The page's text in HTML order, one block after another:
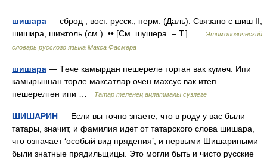
шишара — сброд , вост. русск., перм. (Даль). Связано с шиш II,
шишира, шижголь (см.). •• [См. шушера. – Т.] …
Этимологический
словарь русского языка Макса Фасмера
шишара — Төче камырдан пешерелә торган вак күмәч. Ипи
камырыннан төрле максатлар өчен махсус вак итеп
пешерелгән ипи …
Татар теленең аңлатмалы сүзлеге
ШИШАРИН — Если вы точно знаете, что в роду у вас были
татары, значит, и фамилия идет от татарского слова шишара,
что означает ‘особый вид прядения’, и первыми Шишариными
были знатные прядильщицы. Это могли быть и чисто русские